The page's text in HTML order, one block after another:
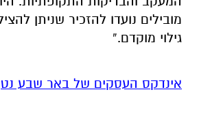
אינדקס העסקים של באר שבע נט